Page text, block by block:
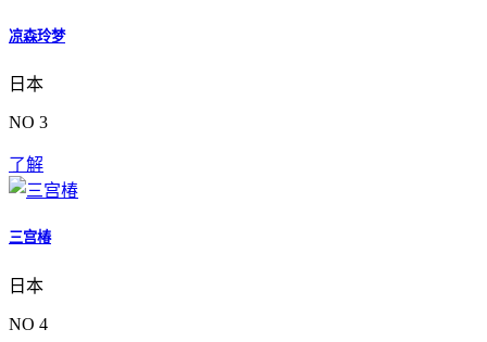
凉森玲梦
日本
NO 3
了解
三宫椿
日本
NO 4